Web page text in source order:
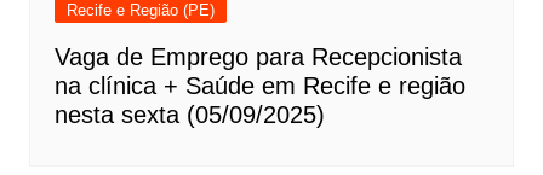
Recife e Região (PE)
Vaga de Emprego para Recepcionista
na clínica + Saúde em Recife e região
nesta sexta (05/09/2025)